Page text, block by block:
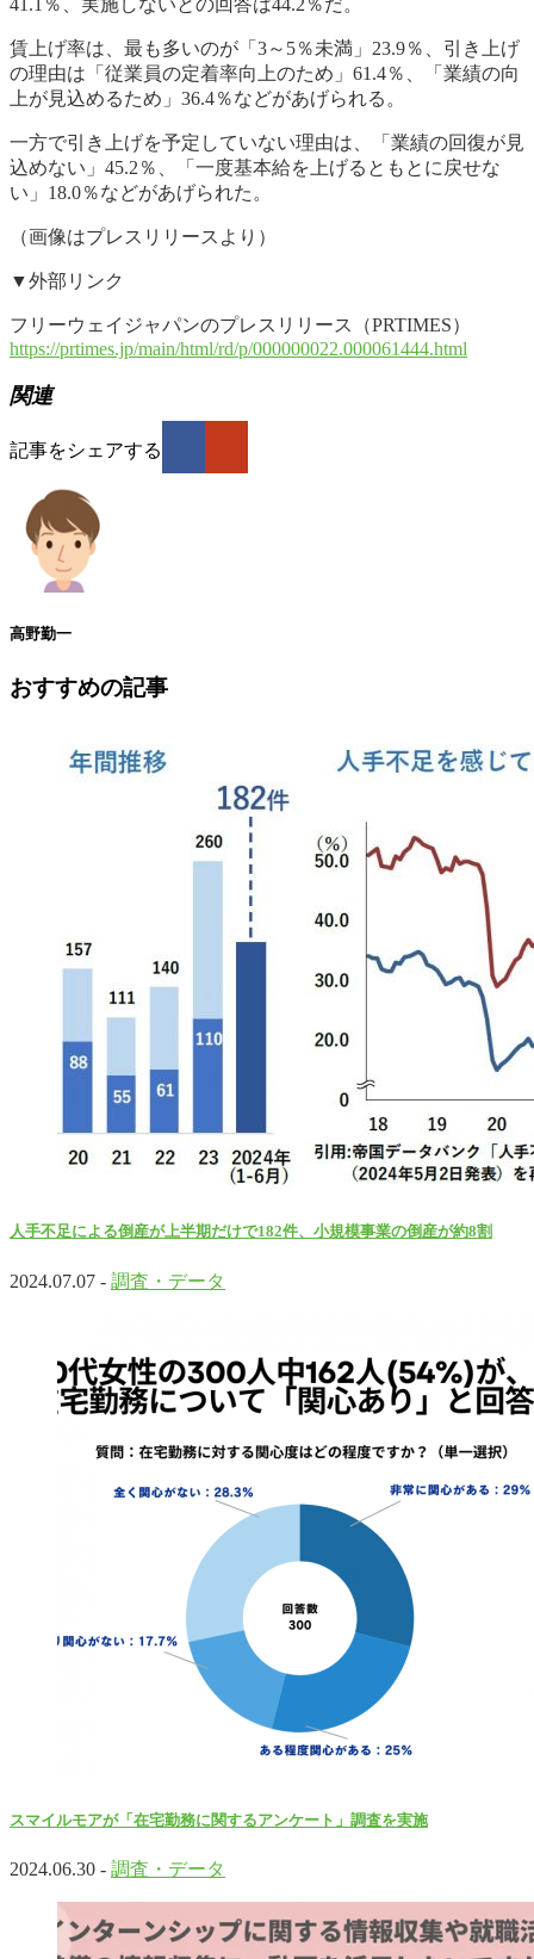
41.1％、実施しないとの回答は44.2％だ。
賃上げ率は、最も多いのが「3～5％未満」23.9％、引き上げ
の理由は「従業員の定着率向上のため」61.4％、「業績の向
上が見込めるため」36.4％などがあげられる。
一方で引き上げを予定していない理由は、「業績の回復が見
込めない」45.2％、「一度基本給を上げるともとに戻せな
い」18.0％などがあげられた。
（画像はプレスリリースより）
▼外部リンク
フリーウェイジャパンのプレスリリース（PRTIMES）
https://prtimes.jp/main/html/rd/p/000000022.000061444.html
関連
記事をシェアする
高野勤一
おすすめの記事
人手不足による倒産が上半期だけで182件、小規模事業の倒産が約8割
2024.07.07 - 調査・データ
スマイルモアが「在宅勤務に関するアンケート」調査を実施
2024.06.30 - 調査・データ